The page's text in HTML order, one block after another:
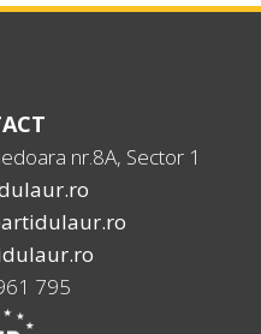
nr.8A, Sector 1
795